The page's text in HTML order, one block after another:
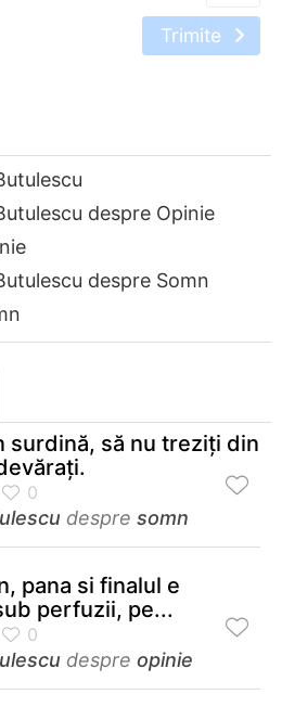
Trimite
despre Opinie
despre Somn
surdină, să nu treziți din
despre somn
pana si finalul e
perfuzii, pe...
despre opinie